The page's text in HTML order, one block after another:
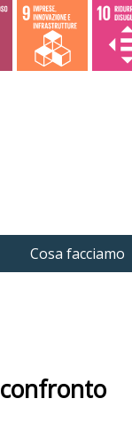
Cosa facciamo